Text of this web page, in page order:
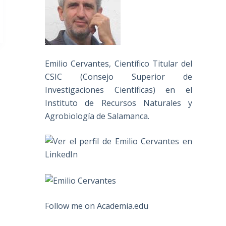
Emilio Cervantes, Científico Titular del
CSIC (Consejo Superior de
Investigaciones Científicas) en el
Instituto de Recursos Naturales y
Agrobiología de Salamanca.
Follow me on Academia.edu